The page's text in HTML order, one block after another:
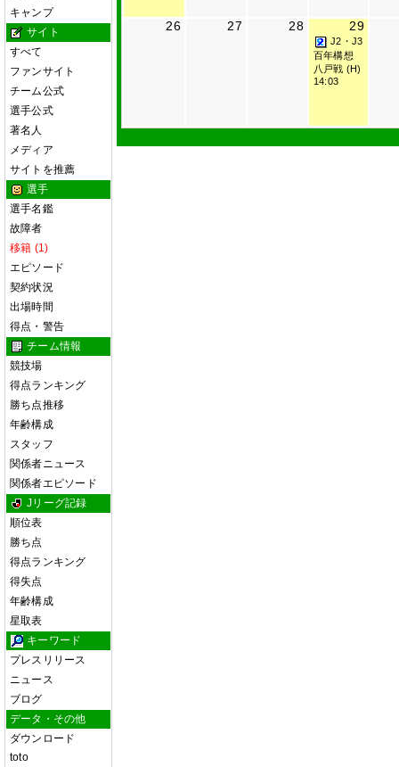
キャンプ
サイト
すべて
ファンサイト
チーム公式
選手公式
著名人
メディア
サイトを推薦
選手
選手名鑑
故障者
移籍 (1)
エピソード
契約状況
出場時間
得点・警告
チーム情報
競技場
得点ランキング
勝ち点推移
年齢構成
スタッフ
関係者ニュース
関係者エピソード
Jリーグ記録
順位表
勝ち点
得点ランキング
得失点
年齢構成
星取表
キーワード
プレスリリース
ニュース
ブログ
データ・その他
ダウンロード
toto
26 27 28 29
J2・J3
百年構想
八戸戦 (H)
14:03